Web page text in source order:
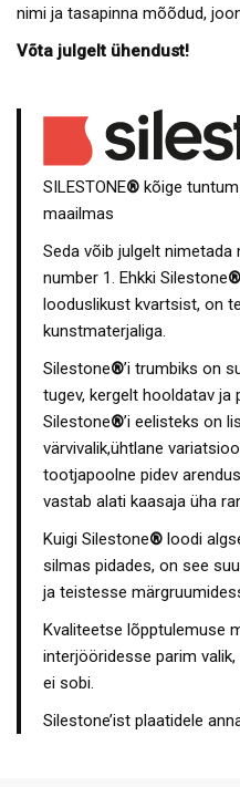
nimi ja tasapinna mõõdud,
Võta julgelt ühendust!
SILESTONE® kõige
maailmas
Seda võib julgelt nimetada
number 1. Ehkki Silestone®
looduslikust kvartsist, on
kunstmaterjaliga.
Silestone®’i trumbiks on
tugev, kergelt hooldatav
Silestone®’i eelisteks on
värvivalik,ühtlane
tootjapoolne pidev
vastab alati kaasaja üha
Kuigi Silestone® loodi
silmas pidades, on see
ja teistesse
Kvaliteetse lõpptulemuse
interjööridesse parim
ei sobi.
Silestone’ist plaatidele